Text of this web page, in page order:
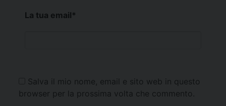
La tua email*
Salva il mio nome, email e sito web in questo
browser per la prossima volta che commento.